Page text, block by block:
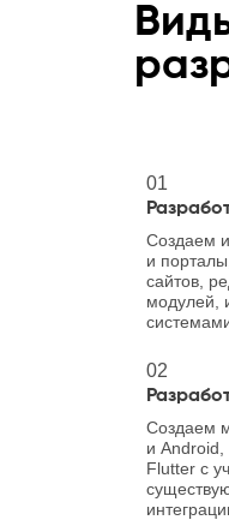
01
Создаем
и
сайтов,
модулей,
02
Создаем
и
Flutter с